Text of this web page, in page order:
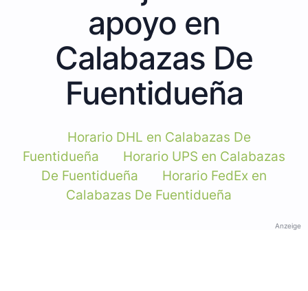
apoyo en
Calabazas De
Fuentidueña
Horario DHL en Calabazas De
Fuentidueña
Horario UPS en Calabazas
De Fuentidueña
Horario FedEx en
Calabazas De Fuentidueña
Anzeige